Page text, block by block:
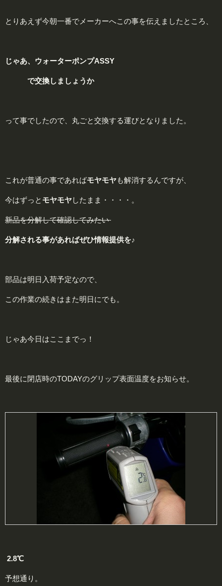
とりあえず今朝一番でメーカーへこの事を伝えましたところ、
じゃあ、ウォーターポンプASSY
で交換しましょうか
って事でしたので、丸ごと交換する運びとなりました。
これが普通の事であればモヤモヤも解消するんですが、
今はずっと モヤモヤしたまま・・・・。
新品を分解して確認してみたい
分解される事があればぜひ情報提供を♪
部品は明日入荷予定なので、
この作業の続きはまた明日にでも。
じゃあ今日はここまでっ！
最後に閉店時のTODAYのグリップ表面温度をお知らせ。
2.8℃
予想通り。